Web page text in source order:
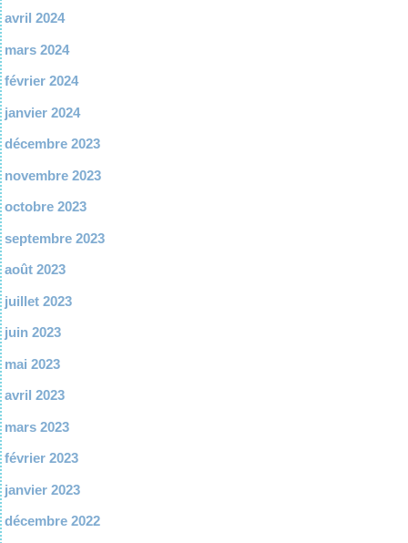
avril 2024
mars 2024
février 2024
janvier 2024
décembre 2023
novembre 2023
octobre 2023
septembre 2023
août 2023
juillet 2023
juin 2023
mai 2023
avril 2023
mars 2023
février 2023
janvier 2023
décembre 2022